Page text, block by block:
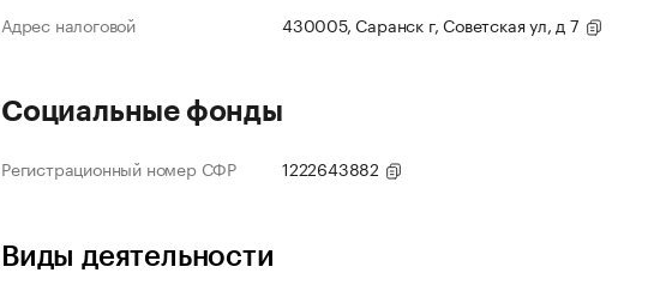
Адрес налоговой
430005, Саранск г, Советская ул, д 7
Социальные фонды
Регистрационный номер СФР 1222643882
Виды деятельности